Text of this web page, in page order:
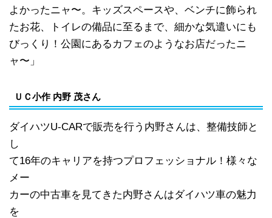
よかったニャ〜。キッズスペースや、ベンチに飾られ
たお花、トイレの備品に至るまで、細かな気遣いにも
びっくり！公園にあるカフェのようなお店だったニ
ャ〜」
ＵＣ小作 内野 茂さん
ダイハツU-CARで販売を行う内野さんは、整備技師と
し
て16年のキャリアを持つプロフェッショナル！様々な
メー
カーの中古車を見てきた内野さんはダイハツ車の魅力
を